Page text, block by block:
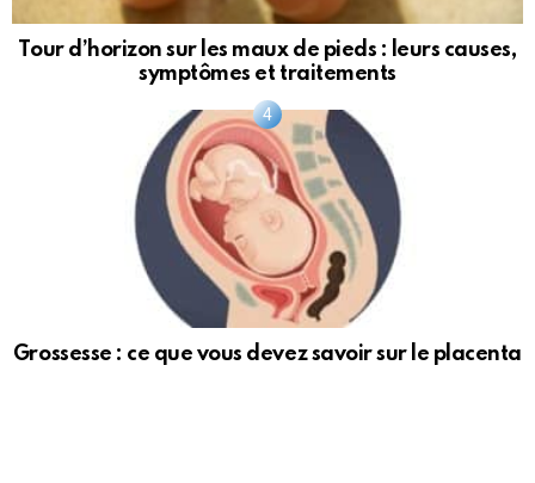
Tour d’horizon sur les maux de pieds : leurs causes,
symptômes et traitements
Grossesse : ce que vous devez savoir sur le placenta